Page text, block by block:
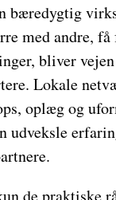
bæredygtig
med andre, få
bliver
Lokale
oplæg og
udveksle
de praktiske